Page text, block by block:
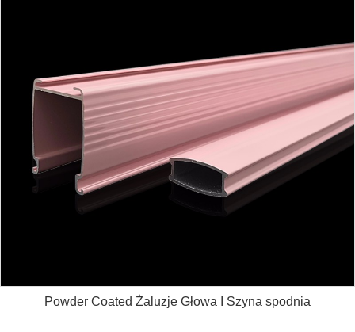
Powder Coated Żaluzje Głowa I Szyna spodnia